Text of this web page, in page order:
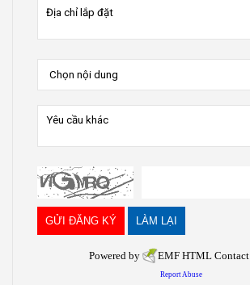
Powered by EMF HTML Contact
Report Abuse